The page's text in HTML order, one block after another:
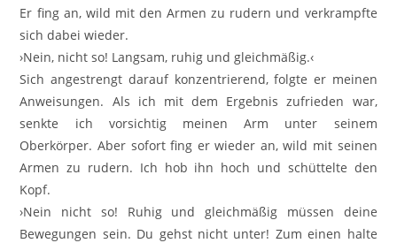
Er fing an, wild mit den Armen zu rudern und verkrampfte
sich dabei wieder.
›Nein, nicht so! Langsam, ruhig und gleichmäßig.‹
Sich angestrengt darauf konzentrierend, folgte er meinen
Anweisungen. Als ich mit dem Ergebnis zufrieden war,
senkte ich vorsichtig meinen Arm unter seinem
Oberkörper. Aber sofort fing er wieder an, wild mit seinen
Armen zu rudern. Ich hob ihn hoch und schüttelte den
Kopf.
›Nein nicht so! Ruhig und gleichmäßig müssen deine
Bewegungen sein. Du gehst nicht unter! Zum einen halte